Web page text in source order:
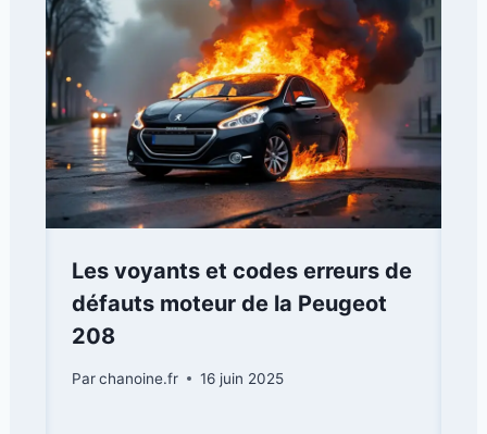
Les voyants et codes erreurs de
défauts moteur de la Peugeot
208
Parchanoine.fr 16 juin 2025